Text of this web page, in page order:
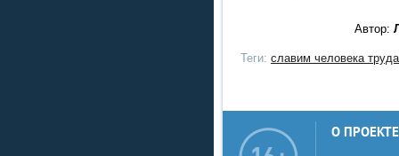
Автор:
Теги: славим человека
О ПРОЕКТЕ